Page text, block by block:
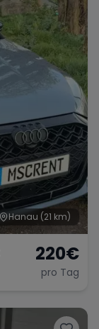
Hanau (21 km)
220€
pro Tag